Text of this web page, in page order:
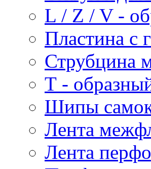
L / Z / V -
Пластина с
Струбцина
Т -
Шипы
Лента
Лента